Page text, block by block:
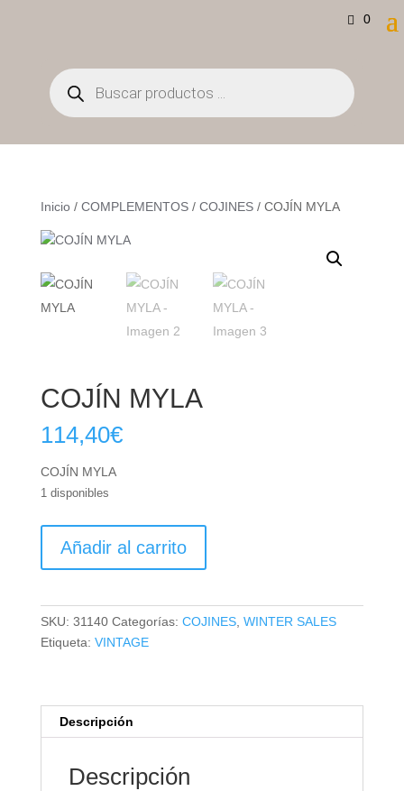
0
Búsqueda
de
productos
Inicio/ COMPLEMENTOS/ COJINES/ COJÍN MYLA
COJÍN MYLA
114,40€
COJÍN MYLA
1 disponibles
MYLAAñadir al carrito
SKU: 31140 Categorías: COJINES, WINTER SALES
Etiqueta: VINTAGE
Descripción
Descripción